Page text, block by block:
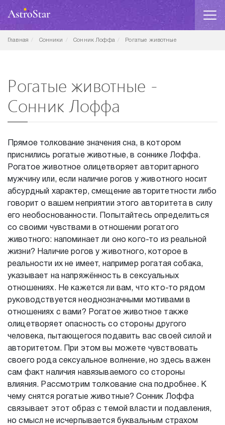
Главная Сонники Сонник Лоффа Рогатые животные
Рогатые животные -
Сонник Лоффа
Прямое толкование значения сна, в котором
приснились рогатые животные, в соннике Лоффа.
Рогатое животное олицетворяет авторитарного
мужчину или, если наличие рогов у животного носит
абсурдный характер, смещение авторитетности либо
говорит о вашем неприятии этого авторитета в силу
его необоснованности. Попытайтесь определиться
со своими чувствами в отношении рогатого
животного: напоминает ли оно кого-то из реальной
жизни? Наличие рогов у животного, которое в
реальности их не имеет, например рогатая собака,
указывает на напряжённость в сексуальных
отношениях. Не кажется ли вам, что кто-то рядом
руководствуется неоднозначными мотивами в
отношениях с вами? Рогатое животное также
олицетворяет опасность со стороны другого
человека, пытающегося подавить вас своей силой и
авторитетом. При этом вы можете чувствовать
своего рода сексуальное волнение, но здесь важен
сам факт наличия навязываемого со стороны
влияния. Рассмотрим толкование сна подробнее. К
чему снятся рогатые животные? Сонник Лоффа
связывает этот образ с темой власти и подавления,
но смысл не исчерпывается буквальным страхом